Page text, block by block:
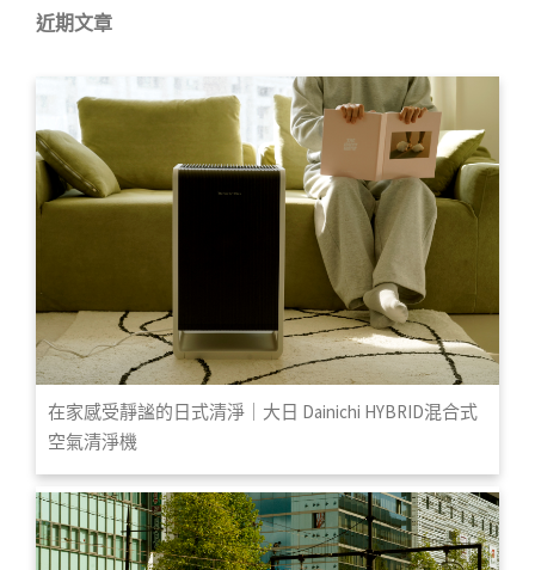
近期文章
在家感受靜謐的日式清淨｜大日 Dainichi HYBRID混合式
空氣清淨機